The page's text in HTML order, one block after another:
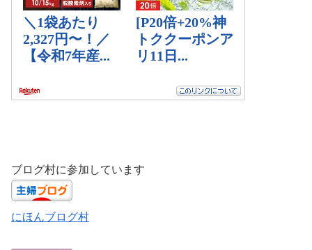
ブログ村に参加しています
にほんブログ村